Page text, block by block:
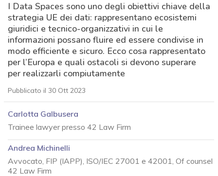
I Data Spaces sono uno degli obiettivi chiave della
strategia UE dei dati: rappresentano ecosistemi
giuridici e tecnico-organizzativi in cui le
informazioni possano fluire ed essere condivise in
modo efficiente e sicuro. Ecco cosa rappresentato
per l’Europa e quali ostacoli si devono superare
per realizzarli compiutamente
Pubblicato il 30 Ott 2023
Carlotta Galbusera
Trainee lawyer presso 42 Law Firm
Andrea Michinelli
Avvocato, FIP (IAPP), ISO/IEC 27001 e 42001, Of counsel
42 Law Firm